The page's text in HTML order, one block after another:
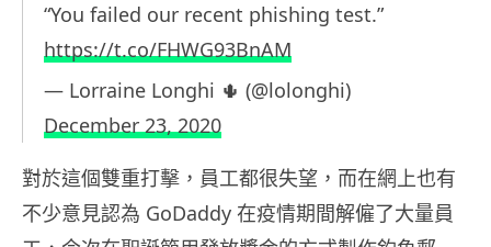
“You failed our recent phishing test.”
https://t.co/FHWG93BnAM
— Lorraine Longhi 🌵 (@lolonghi)
December 23, 2020
對於這個雙重打擊，員工都很失望，而在網上也有
不少意見認為 GoDaddy 在疫情期間解僱了大量員